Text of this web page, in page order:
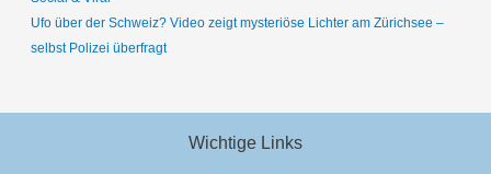
Ufo über der Schweiz? Video zeigt mysteriöse Lichter am Zürichsee –
selbst Polizei überfragt
Wichtige Links